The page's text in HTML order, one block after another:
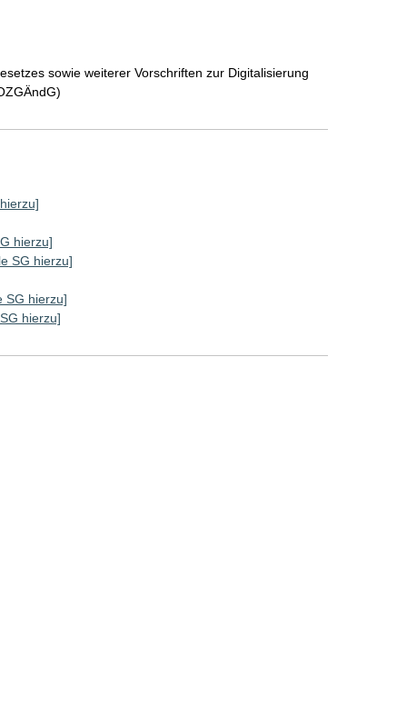
sowie weiterer Vorschriften zur Digitalisierung
hierzu]
SG hierzu]
SG hierzu]
hierzu]